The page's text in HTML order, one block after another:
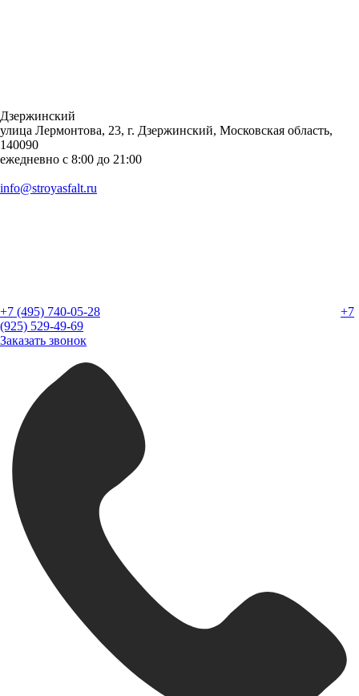
Дзержинский
улица Лермонтова, 23, г. Дзержинский, Московская область,
140090
ежедневно с 8:00 до 21:00
info@stroyasfalt.ru
+7 (495) 740-05-28
+7
(925) 529-49-69
Заказать звонок